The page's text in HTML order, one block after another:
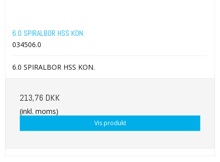
6.0 SPIRALBOR HSS KON.
034506.0
6.0 SPIRALBOR HSS KON.
213,76 DKK
(inkl. moms)
Vis produkt